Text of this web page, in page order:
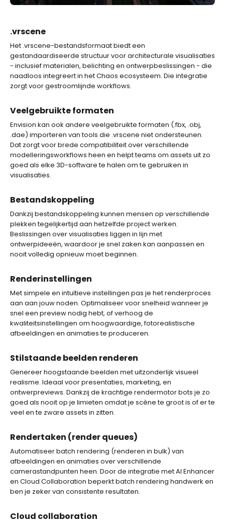
.vrscene
Het .vrscene-bestandsformaat biedt een
gestandaardiseerde structuur voor architecturale visualisaties
- inclusief materialen, belichting en ontwerpbeslissingen - die
naadloos integreert in het Chaos ecosysteem. Die integratie
zorgt voor gestroomlijnde workflows.
Veelgebruikte formaten
Envision kan ook andere veelgebruikte formaten (.fbx, .obj,
.dae) importeren van tools die .vrscene niet ondersteunen.
Dat zorgt voor brede compatibiliteit over verschillende
modelleringsworkflows heen en helpt teams om assets uit zo
goed als elke 3D-software te halen om te gebruiken in
visualisaties.
Bestandskoppeling
Dankzij bestandskoppeling kunnen mensen op verschillende
plekken tegelijkertijd aan hetzelfde project werken.
Beslissingen over visualisaties liggen in lijn met
ontwerpideeën, waardoor je snel zaken kan aanpassen en
nooit volledig opnieuw moet beginnen.
Renderinstellingen
Met simpele en intuïtieve instellingen pas je het renderproces
aan aan jouw noden. Optimaliseer voor snelheid wanneer je
snel een preview nodig hebt, of verhoog de
kwaliteitsinstellingen om hoogwaardige, fotorealistische
afbeeldingen en animaties te produceren.
Stilstaande beelden renderen
Genereer hoogstaande beelden met uitzonderlijk visueel
realisme. Ideaal voor presentaties, marketing, en
ontwerpreviews. Dankzij de krachtige rendermotor bots je zo
goed als nooit op je limieten omdat je scène te groot is of er te
veel en te zware assets in zitten.
Rendertaken (render queues)
Automatiseer batch rendering (renderen in bulk) van
afbeeldingen en animaties over verschillende
camerastandpunten heen. Door de integratie met AI Enhancer
en Cloud Collaboration beperkt batch rendering handwerk en
ben je zeker van consistente resultaten.
Cloud collaboration